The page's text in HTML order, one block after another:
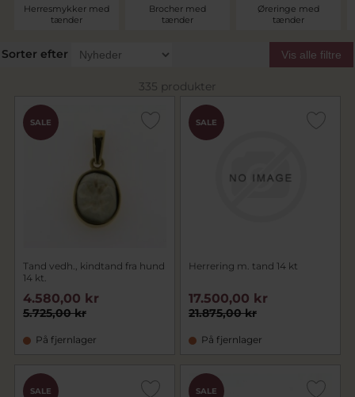
Herresmykker med
tænder
Brocher med
tænder
Øreringe med
tænder
Sorter efter Vis alle filtre
335 produkter
SALE
Tand vedh., kindtand fra hund
14 kt.
5.725,00 kr
4.580,00 kr
På fjernlager
SALE
Herrering m. tand 14 kt
21.875,00 kr
17.500,00 kr
På fjernlager
SALE SALE